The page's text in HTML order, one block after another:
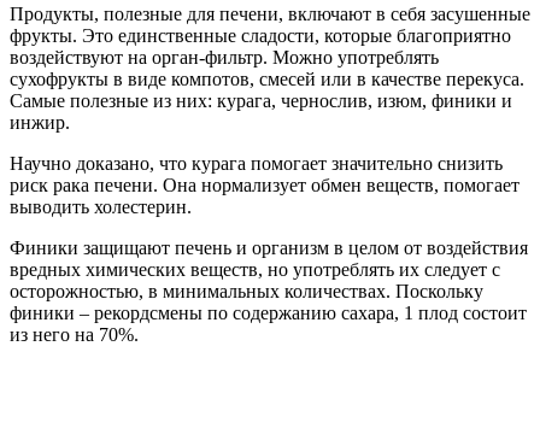
Продукты, полезные для печени, включают в себя засушенные
фрукты. Это единственные сладости, которые благоприятно
воздействуют на орган-фильтр. Можно употреблять
сухофрукты в виде компотов, смесей или в качестве перекуса.
Самые полезные из них: курага, чернослив, изюм, финики и
инжир.
Научно доказано, что курага помогает значительно снизить
риск рака печени. Она нормализует обмен веществ, помогает
выводить холестерин.
Финики защищают печень и организм в целом от воздействия
вредных химических веществ, но употреблять их следует с
осторожностью, в минимальных количествах. Поскольку
финики – рекордсмены по содержанию сахара, 1 плод состоит
из него на 70%.